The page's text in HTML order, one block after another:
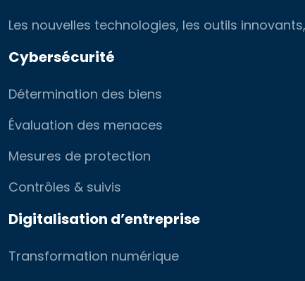
Les nouvelles technologies, les outils
Cybersécurité
Détermination des biens
Évaluation des menaces
Mesures de protection
Contrôles & suivis
Digitalisation d’entreprise
Transformation numérique